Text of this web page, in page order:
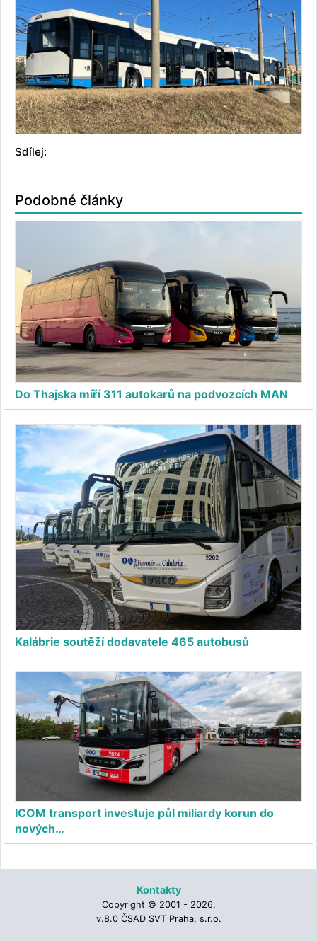
Sdílej:
Podobné články
Do Thajska míří 311 autokarů na podvozcích MAN
Kalábrie soutěží dodavatele 465 autobusů
ICOM transport investuje půl miliardy korun do
nových…
Kontakty
Copyright © 2001 - 2026,
v.8.0 ČSAD SVT Praha, s.r.o.